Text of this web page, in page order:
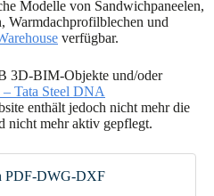
Modelle von Sandwichpaneelen,
Warmdachprofilblechen und
verfügbar.
3D-BIM-Objekte und/oder
Tata Steel DNA
enthält jedoch nicht mehr die
nicht mehr aktiv gepflegt.
PDF-DWG-DXF